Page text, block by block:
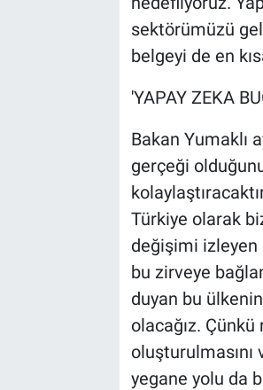
sektörümüzü
belgeyi de en
'YAPAY ZEKA
Bakan Yumaklı
gerçeği
Türkiye olarak
değişimi izleyen
bu zirveye
duyan bu
olacağız.
yegane yolu da